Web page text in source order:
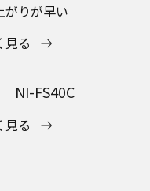
がりが早い
見る
NI-FS40C
見る